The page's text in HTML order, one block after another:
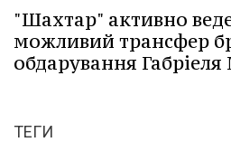
"Шахтар" активно
можливий трансфер
обдарування
ТЕГИ